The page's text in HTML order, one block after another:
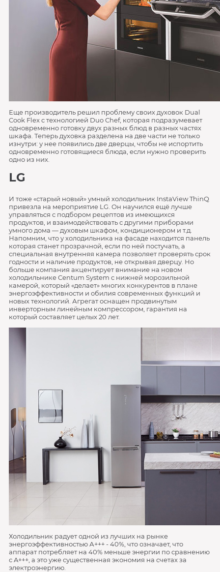
Еще производитель решил проблему своих духовок Dual
Cook Flex с технологией Duo Chef, которая подразумевает
одновременно готовку двух разных блюд в разных частях
шкафа. Теперь духовка разделена на две части не только
изнутри: у нее появились две дверцы, чтобы не испортить
одновременно готовящиеся блюда, если нужно проверить
одно из них.
LG
И тоже «старый новый» умный холодильник InstaView ThinQ
привезла на мероприятие LG. Он научился ещё лучше
управляться с подбором рецептов из имеющихся
продуктов, и взаимодействовать с другими приборами
умного дома — духовым шкафом, кондиционером и т.д.
Напомним, что у холодильника на фасаде находится панель
которая станет прозрачной, если по ней постучать, а
специальная внутренняя камера позволяет проверять срок
годности и наличие продуктов, не открывая дверцу. Но
больше компания акцентирует внимание на новом
холодильнике Centum System с нижней морозильной
камерой, который «делает» многих конкурентов в плане
энергоэффективности и обилия современных функций и
новых технологий. Агрегат оснащен продвинутым
инверторным линейным компрессором, гарантия на
который составляет целых 20 лет.
Холодильник радует одной из лучших на рынке
энергоэффективностью А+++ - 40%, что означает, что
аппарат потребляет на 40% меньше энергии по сравнению
с A+++, а это уже существенная экономия на счетах за
электроэнергию.